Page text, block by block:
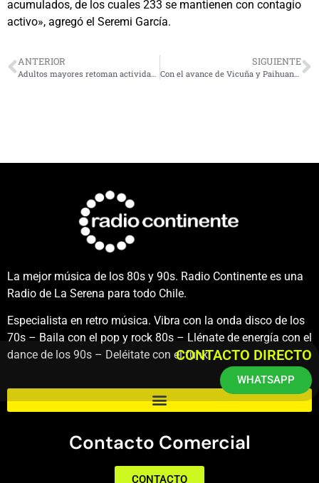
acumulados, de los cuales 233 se mantienen con contagio
activo», agregó el Seremi García.
ANTERIOR
Adultos mayores retoman actividades presenciales con hermosa muestra de baile
SIGUIENTE
Con el avance de Vicuña y Paihuano toda la región estará en Paso 4 de Apertura
La mejor música de los 80s y 90s. Radio Continente es una
Radio de La Serena para todo Chile.
Especialista en retro música. Vibra con la onda disco de los
70s – Baila con el pop y rock 80s – Llénate de energía con el
dance de los 90s – Deléitate con el funk.
Contacto Comercial
CONTACTO
CONTACTO DIRECTO
WHATSAPP